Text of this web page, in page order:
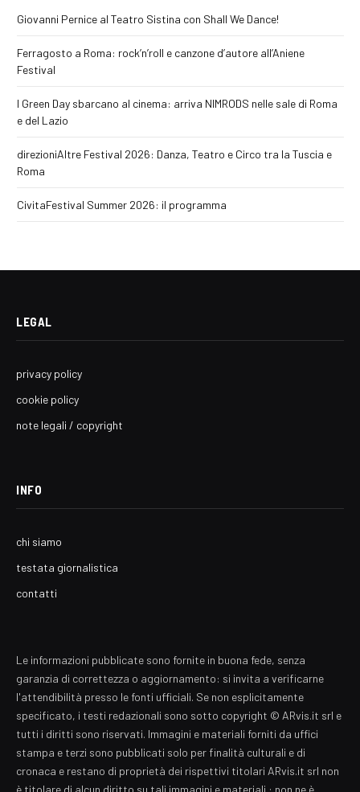
Giovanni Pernice al Teatro Sistina con Shall We Dance!
Ferragosto a Roma: rock’n’roll e canzone d’autore all’Aniene
Festival
I Green Day sbarcano al cinema: arriva NIMRODS nelle sale di Roma
e del Lazio
direzioniAltre Festival 2026: Danza, Teatro e Circo tra la Tuscia e
Roma
CivitaFestival Summer 2026: il programma
LEGAL
privacy policy
cookie policy
note legali / copyright
INFO
chi siamo
testata giornalistica
contatti
Le informazioni pubblicate sono fornite in buona fede, senza
garanzia di correttezza o aggiornamento: si invita a verificarne
l'attendibilità presso le fonti ufficiali. Se non esplicitamente
specificato, i testi redazionali sono sotto copyright © ARvis.it srl e
tutti i diritti sono riservati. Immagini e materiali forniti da uffici
stampa e terzi sono pubblicati solo per finalità culturali e di
cronaca e restano di proprietà dei rispettivi titolari ARvis.it srl non